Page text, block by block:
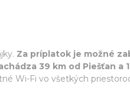
Za príplatok je možné
39 km od Piešťan a
Wi-Fi vo všetkých